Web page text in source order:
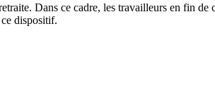
Dans ce cadre, les travailleurs en fin
dispositif.